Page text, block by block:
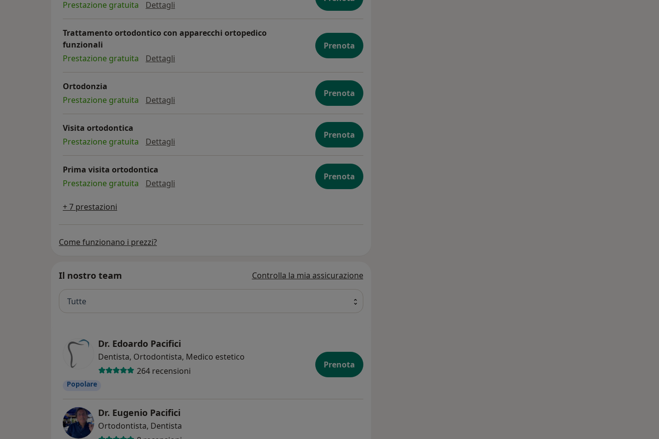
Prestazione gratuita
Dettagli trattamento ortodontico con apparecchi mobili
Trattamento ortodontico con apparecchi ortopedico
funzionali
Prestazione gratuita
Dettagli trattamento ortodontico con apparecchi ortopedico funzionali
Prenota
Ortodonzia
Prestazione gratuita
Dettagli
Prenota
Visita ortodontica
Prestazione gratuita
Dettagli
Prenota
Prima visita ortodontica
Prestazione gratuita
Dettagli
Prenota
+ 7 prestazioni
Come funzionano i prezzi?
Il nostro team Controlla la mia assicurazione
Tutte
Dr. Edoardo Pacifici
Dentista, Ortodontista, Medico estetico
264 recensioni
Popolare
Prenota
Dr. Eugenio Pacifici
Ortodontista, Dentista